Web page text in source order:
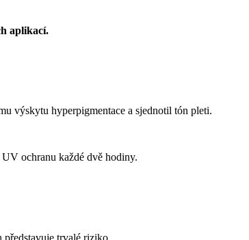
aplikací.
výskytu hyperpigmentace a sjednotil tón pleti.
ochranu každé dvě hodiny.
trvalé riziko.